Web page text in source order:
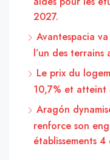
2027.
Avantespacia
l’un des terrains
Le prix du
10,7% et atteint
Aragón
renforce son
établissements